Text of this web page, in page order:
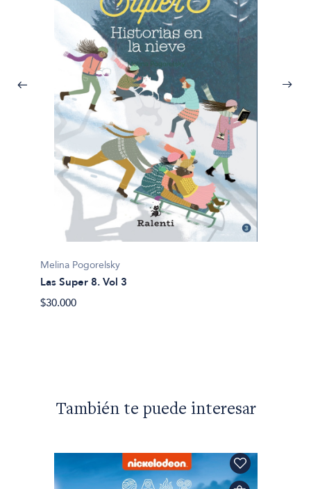
Melina Pogorelsky
Las Super 8. Vol 3
$30.000
También te puede interesar